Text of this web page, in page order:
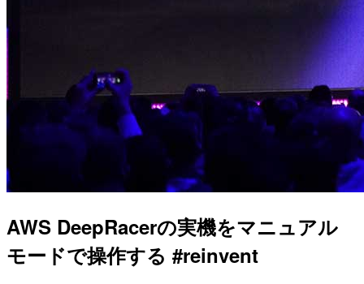
AWS DeepRacerの実機をマニュアル
モードで操作する #reinvent